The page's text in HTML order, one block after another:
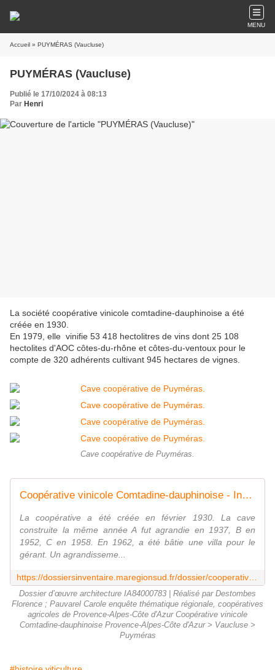
MENU
Accueil » PUYMÉRAS (Vaucluse)
PUYMÉRAS (Vaucluse)
Publié le 17/10/2024 à 08:13
Par Henri
La société coopérative vinicole comtadine-dauphinoise a été
créée en 1930.
En 1979, elle vinifie 53 418 hectolitres de vins dont 25 108
hectolites d'AOC côtes-du-rhône et côtes-du-ventoux pour le
compte de 320 adhérents cultivant 945 hectares de vignes.
Cave coopérative de Puyméras.
Coopérative vinicole Comtadine-dauphinoise - Inventaire Général du Patrimoine Culturel
La coopérative a été créée en février 1930. La cave
construite la même année A fut agrandie en 1937, B en
1952, C en 1958. En 1962, a été bâtie une villa pour le
gérant. Un agrandisseme...
Dossier d’œuvre architecture IA84000783 | Réalisé par Destombes
Florence ; Pauvarel Carole enquête thématique régionale, coopératives
agricoles de Provence-Alpes-Côte d'Azur Coopérative vinicole
Comtadine-dauphinoise Provence-Alpes-Côte d'Azur > Vaucluse >
Puyméras